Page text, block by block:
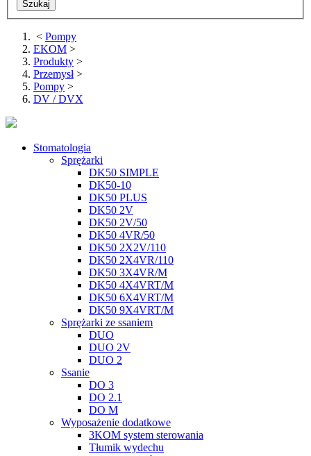
< Pompy
EKOM >
Produkty >
Przemysł>
Pompy >
DV / DVX
Stomatologia
Sprężarki
DK50 SIMPLE
DK50-10
DK50 PLUS
DK50 2V
DK50 2V/50
DK50 4VR/50
DK50 2X2V/110
DK50 2X4VR/110
DK50 3X4VR/M
DK50 4X4VRT/M
DK50 6X4VRT/M
DK50 9X4VRT/M
Sprężarki ze ssaniem
DUO
DUO 2V
DUO 2
Ssanie
DO 3
DO 2.1
DO M
Wyposażenie dodatkowe
3KOM system sterowania
Tłumik wydechu